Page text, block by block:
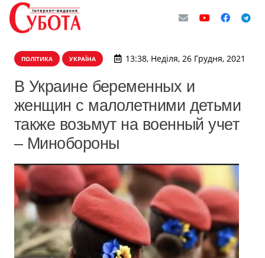
ПОЛІТИКА УКРАЇНА 13:38, Неділя, 26 Грудня, 2021
В Украине беременных и
женщин с малолетними детьми
также возьмут на военный учет
– Минобороны